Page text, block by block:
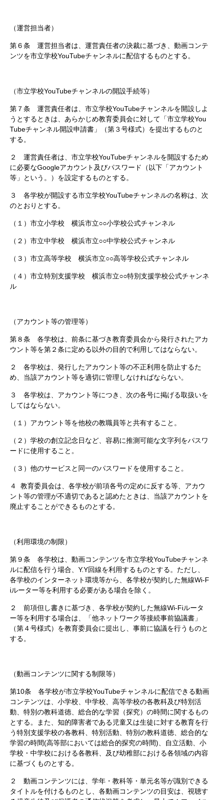
（運営担当者）
第６条 運営担当者は、運営責任者の決裁に基づき、動画コンテ
ンツを市立学校YouTubeチャンネルに配信するものとする。
（市立学校YouTubeチャンネルの開設手続等）
第７条 運営責任者は、市立学校YouTubeチャンネルを開設しよ
うとするときは、あらかじめ教育委員会に対して「市立学校You
Tubeチャンネル開設申請書」（第３号様式）を提出するものと
する。
２ 運営責任者は、市立学校YouTubeチャンネルを開設するため
に必要なGoogleアカウント及びパスワード（以下「アカウント
等」という。）を設定するものとする。
３ 各学校が開設する市立学校YouTubeチャンネルの名称は、次
のとおりとする。
（１）市立小学校 横浜市立○○小学校公式チャンネル
（２）市立中学校 横浜市立○○中学校公式チャンネル
（３）市立高等学校 横浜市立○○高等学校公式チャンネル
（４）市立特別支援学校 横浜市立○○特別支援学校公式チャンネ
ル
（アカウント等の管理等）
第８条 各学校は、前条に基づき教育委員会から発行されたアカ
ウント等を第２条に定める以外の目的で利用してはならない。
２ 各学校は、発行したアカウント等の不正利用を防止するた
め、当該アカウント等を適切に管理しなければならない。
３ 各学校は、アカウント等につき、次の各号に掲げる取扱いを
してはならない。
（１）アカウント等を他校の教職員等と共有すること。
（２）学校の創立記念日など、容易に推測可能な文字列をパスワ
ードに使用すること。
（３）他のサービスと同一のパスワードを使用すること。
４ 教育委員会は、各学校が前項各号の定めに反する等、アカウ
ント等の管理が不適切であると認めたときは、当該アカウントを
廃止することができるものとする。
（利用環境の制限）
第９条 各学校は、動画コンテンツを市立学校YouTubeチャンネ
ルに配信を行う場合、Y.Y回線を利用するものとする。ただし、
各学校のインターネット環境等から、各学校が契約した無線Wi-F
iルーター等を利用する必要がある場合を除く。
２ 前項但し書きに基づき、各学校が契約した無線Wi-Fiルータ
ー等を利用する場合は、「他ネットワーク等接続事前協議書」
（第４号様式）を教育委員会に提出し、事前に協議を行うものと
する。
（動画コンテンツに関する制限等）
第10条 各学校が市立学校YouTubeチャンネルに配信できる動画
コンテンツは、小学校、中学校、高等学校の各教科及び特別活
動、特別の教科道徳、総合的な学習（探究）の時間に関するもの
とする。また、知的障害者である児童又は生徒に対する教育を行
う特別支援学校の各教科、特別活動、特別の教科道徳、総合的な
学習の時間(高等部においては総合的探究の時間)、自立活動、小
学校・中学校における各教科、及び幼稚部における各領域の内容
に基づくものとする。
２ 動画コンテンツには、学年・教科等・単元名等が識別できる
タイトルを付けるものとし、各動画コンテンツの目安は、視聴す